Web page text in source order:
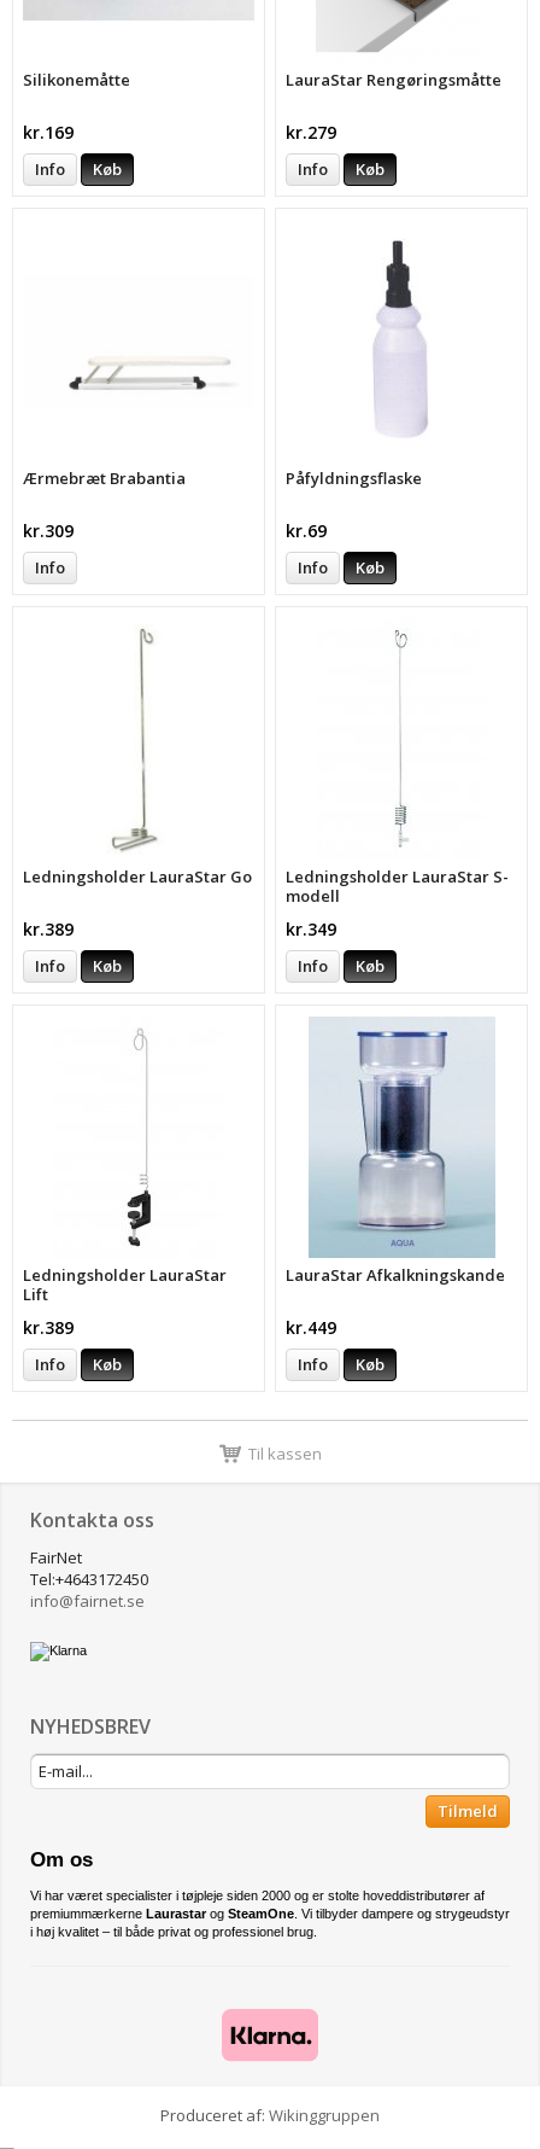
Silikonemåtte
kr.169
Info Køb
LauraStar Rengøringsmåtte
kr.279
Info Køb
Ærmebræt Brabantia
kr.309
Info
Påfyldningsflaske
kr.69
Info Køb
Ledningsholder LauraStar Go
kr.389
Info Køb
Ledningsholder LauraStar S-
modell
kr.349
Info Køb
Ledningsholder LauraStar
Lift
kr.389
Info Køb
LauraStar Afkalkningskande
kr.449
Info Køb
Til kassen
Kontakta oss
FairNet
Tel:+4643172450
​info@fairnet.se
NYHEDSBREV
Tilmeld
Om os
Vi har været specialister i tøjpleje siden 2000 og er stolte hoveddistributører af
premiummærkerne Laurastarog SteamOne . Vi tilbyder dampere og strygeudstyr
i høj kvalitet – til både privat og professionel brug.
Produceret af: Wikinggruppen